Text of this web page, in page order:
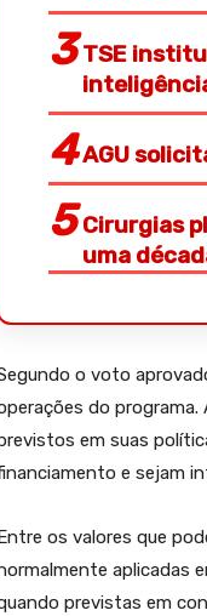
TSE
AGU
Cirurgias
uma
o voto
do
em suas
e sejam
os valores que
aplicadas
previstas em